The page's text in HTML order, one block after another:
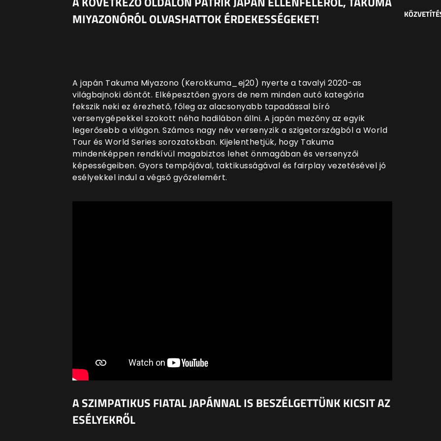
MIYAZONÓRÓL OLVASHATTOK ÉRDEKESSÉGEKET!
A japán Takuma Miyazono (Kerokkuma_ej20) nyerte a tavalyi 2020-as
világbajnoki döntőt. Elképesztően gyors de nem minden autó kategória
fekszik neki ez érezhető, főleg az alacsonyabb tapadással bíró
versenygépekkel szokott néha hadilábon állni. A japán mezőny az egyik
legerősebb a világon. Számos nagy név versenyzik a szigetországból a World
Tour és World Series sorozatokban. Kijelenthetjük, hogy Takuma
mindenképpen rendkívül magabiztos lehet önmagában és versenyzői
képességeiben. Gyors tempójával, taktikusságával és fairplay vezetésével jó
esélyekkel indul a végső győzelemért.
A SZIMPATIKUS FIATAL JAPÁNNAL IS BESZÉLGETTÜNK KICSIT AZ
ESÉLYEKRŐL